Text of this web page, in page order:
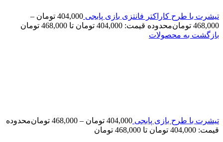
تیشرت با طرح کاراکتر فانتزی بازی پابجی 404,000 تومان –
468,000 تومانمحدوده قیمت: 404,000 تومان تا 468,000 تومان
بازگشت به محصولات
تیشرت با طرح بازی پابجی 404,000 تومان –
468,000 تومانمحدوده
قیمت: 404,000 تومان تا 468,000 تومان